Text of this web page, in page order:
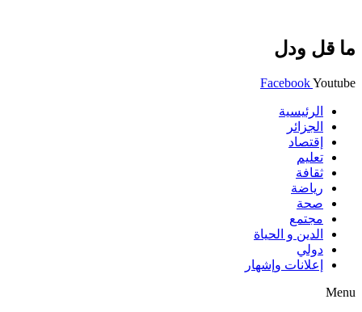
ما قل ودل
FacebookYoutube
الرئيسية
الجزائر
إقتصاد
تعليم
ثقافة
رياضة
صحة
مجتمع
الدين و الحياة
دولي
إعلانات وإشهار
Menu